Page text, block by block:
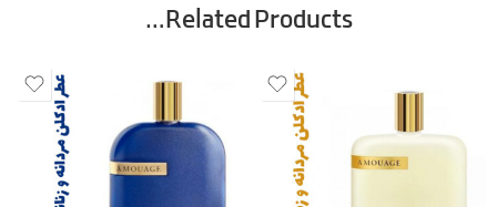
Related Products…